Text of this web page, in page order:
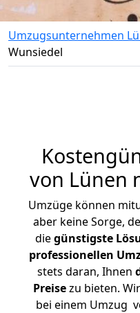
Umzugsunternehmen
Wunsiedel
von Lünen
Umzüge können
aber keine Sorge,
diegünstigste
professionellen
stets daran, Ihnen
Preisezu bieten.
bei einem Umzug